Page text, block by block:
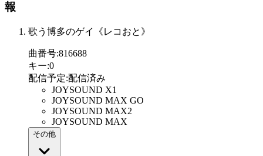
報
歌う博多のゲイ《レコおと》
曲番号:816688
キー:0
配信予定:配信済み
JOYSOUND X1
JOYSOUND MAX GO
JOYSOUND MAX2
JOYSOUND MAX
その他